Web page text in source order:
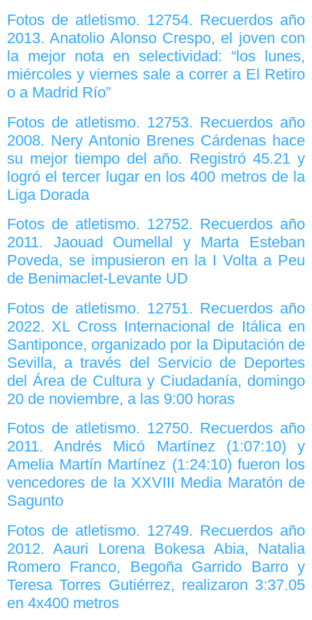
Fotos de atletismo. 12754. Recuerdos año
2013. Anatolio Alonso Crespo, el joven con
la mejor nota en selectividad: “los lunes,
miércoles y viernes sale a correr a El Retiro
o a Madrid Río”
Fotos de atletismo. 12753. Recuerdos año
2008. Nery Antonio Brenes Cárdenas hace
su mejor tiempo del año. Registró 45.21 y
logró el tercer lugar en los 400 metros de la
Liga Dorada
Fotos de atletismo. 12752. Recuerdos año
2011. Jaouad Oumellal y Marta Esteban
Poveda, se impusieron en la I Volta a Peu
de Benimaclet-Levante UD
Fotos de atletismo. 12751. Recuerdos año
2022. XL Cross Internacional de Itálica en
Santiponce, organizado por la Diputación de
Sevilla, a través del Servicio de Deportes
del Área de Cultura y Ciudadanía, domingo
20 de noviembre, a las 9:00 horas
Fotos de atletismo. 12750. Recuerdos año
2011. Andrés Micó Martínez (1:07:10) y
Amelia Martín Martínez (1:24:10) fueron los
vencedores de la XXVIII Media Maratón de
Sagunto
Fotos de atletismo. 12749. Recuerdos año
2012. Aauri Lorena Bokesa Abia, Natalia
Romero Franco, Begoña Garrido Barro y
Teresa Torres Gutiérrez, realizaron 3:37.05
en 4x400 metros